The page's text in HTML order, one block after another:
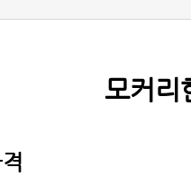
모커리